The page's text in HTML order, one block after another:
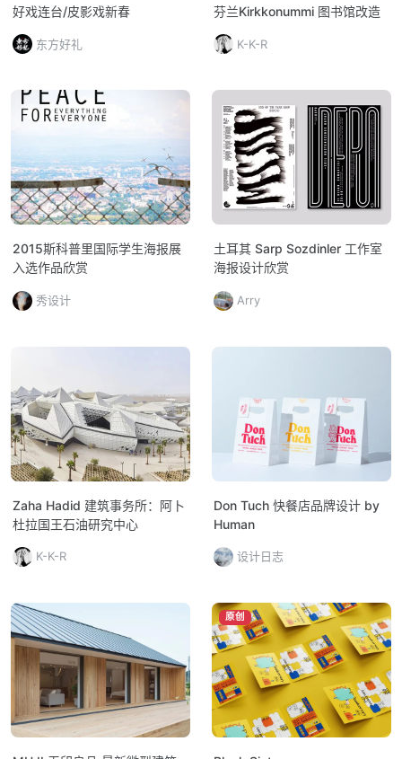
好戏连台/皮影戏新春
东方好礼
芬兰Kirkkonummi 图书馆改造
K-K-R
2015斯科普里国际学生海报展
入选作品欣赏
秀设计
土耳其 Sarp Sozdinler 工作室
海报设计欣赏
Arry
Zaha Hadid 建筑事务所：阿卜
杜拉国王石油研究中心
K-K-R
Don Tuch 快餐店品牌设计 by
Human
设计日志
原创